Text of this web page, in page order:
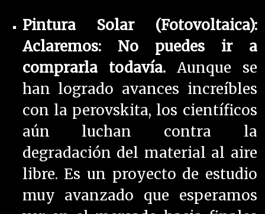
Pintura Solar (Fotovoltaica):
Aclaremos: No puedes ir a
comprarla todavía.Aunque se
han logrado avances increíbles
con la perovskita, los científicos
aún luchan contra la
degradación del material al aire
libre. Es un proyecto de estudio
muy avanzado que esperamos